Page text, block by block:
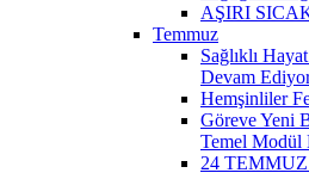
AŞIRI
Temmuz
Sağlıklı
Devam
Hemşinliler
Göreve Yeni
Temel Modül
24